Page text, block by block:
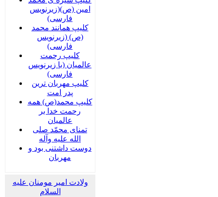
امین (ص)(زیرنویس
فارسی)
کلیپ همانند محمد
(ص) (زیرنویس
فارسی)
کلیپ رحمت
عالمیان (با زیرنویس
فارسی)
کلیپ مهربان ترین
پدر امت
کلیپ محمد(ص) همه
رحمت خدا بر
عالمیان
تمنای محمّد صلی
الله علیه وآله
دوست داشتنی بود و
مهربان
ولادت امیر مومنان علیه
السلام